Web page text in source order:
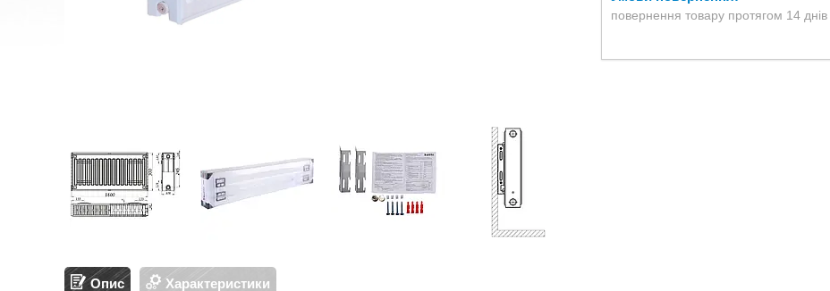
повернення товару протягом 14 днів
Опис Характеристики